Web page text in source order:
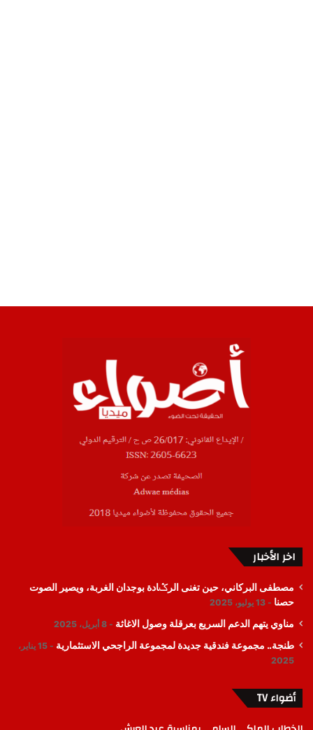
اخر الأخبار
مصطفى البركاني، حين تغنى الرݣادة بوجدان الغربة، ويصير الصوت
حصنا
13 يوليو، 2025
مناوي يتهم الدعم السريع بعرقلة وصول الاغاثة 8 أبريل، 2025
طنجة.. مجموعة فندقية جديدة لمجموعة الراجحي الاستثمارية
15 يناير،
2025
أضواء TV